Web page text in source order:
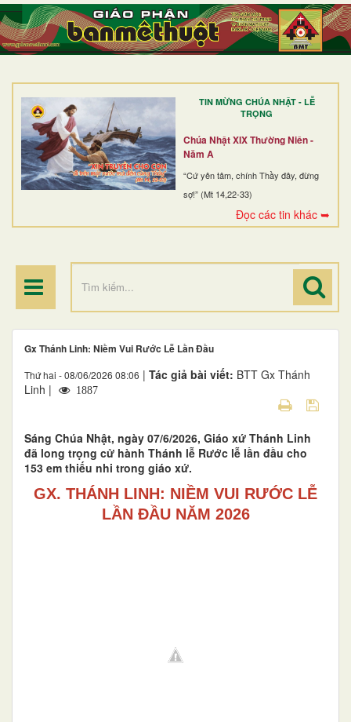
TIN MỪNG CHÚA NHẬT - LỄ
TRỌNG
Chúa Nhật XIX Thường Niên -
Năm A
“Cứ yên tâm, chính Thầy đây, đừng
sợ!” (Mt 14,22-33)
Đọc các tin khác ➥
TRANG NHẤT
GIỚI THIỆU
DÒNG TU
BAN MỤC VỤ
ĐOÀN THỂ CG
ĐIỂM HÀNH HƯƠNG
Gx Thánh Linh: Niềm Vui Rước Lễ Lần Đầu
Thứ hai - 08/06/2026 08:06 | Tác giả bài viết: BTT Gx Thánh
Linh |
1887
Sáng Chúa Nhật, ngày 07/6/2026, Giáo xứ Thánh Linh
đã long trọng cử hành Thánh lễ Rước lễ lần đầu cho
153 em thiếu nhi trong giáo xứ.
GX. THÁNH LINH: NIỀM VUI RƯỚC LỄ
LẦN ĐẦU NĂM 2026